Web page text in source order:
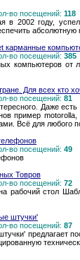
во посещений: 118
в 2002 году,
абсолютную
карманные
во посещений: 385
компьютеров от
Для всех кто
во посещений: 81
Даже
пример
Всё для любого
во посещений: 49
Товров
во посещений: 72
рабочий стол
штучки'
во посещений: 87
предлагает